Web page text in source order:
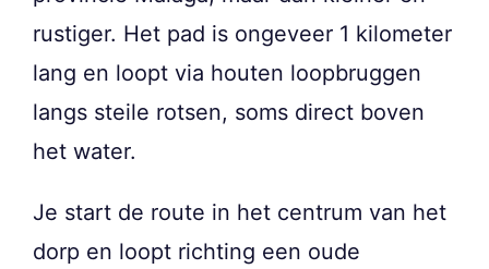
rustiger. Het pad is ongeveer 1 kilometer
lang en loopt via houten loopbruggen
langs steile rotsen, soms direct boven
het water.
Je start de route in het centrum van het
dorp en loopt richting een oude